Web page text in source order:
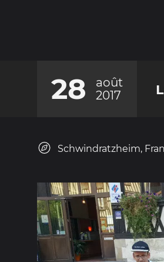
28
août
2017
Schwindratzheim,